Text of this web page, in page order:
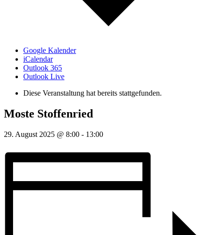
Google Kalender
iCalendar
Outlook 365
Outlook Live
Diese Veranstaltung hat bereits stattgefunden.
Moste Stoffenried
29. August 2025 @ 8:00 - 13:00